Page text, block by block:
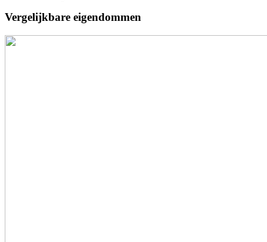
Vergelijkbare eigendommen